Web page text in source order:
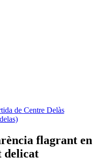
de Centre Delàs
flagrant en
delicat